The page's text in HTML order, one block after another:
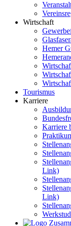
Wirtschaft
Hemer
Tourismus
Karriere
Karriere
Link)
Link)